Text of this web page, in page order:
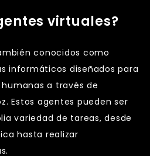
virtuales?
conocidos como
informáticos diseñados para
a través de
Estos agentes pueden ser
variedad de tareas, desde
hasta realizar